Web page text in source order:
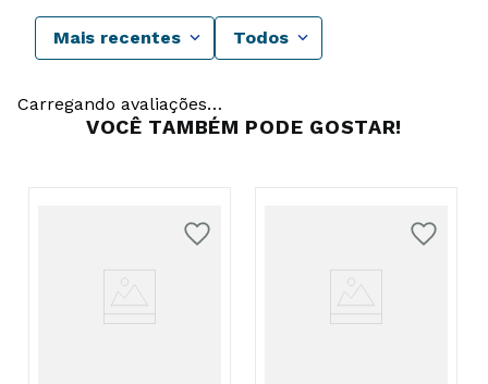
Mais recentes Todos
Carregando avaliações…
VOCÊ TAMBÉM PODE GOSTAR!